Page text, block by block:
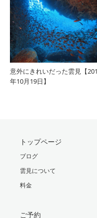
意外にきれいだった雲見【
年10月19日】
トップページ
ブログ
雲見について
料金
ご予約